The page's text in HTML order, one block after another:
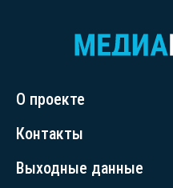
О проекте
Контакты
Выходные данные